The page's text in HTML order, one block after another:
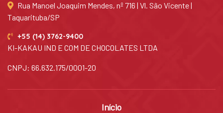
Rua Manoel Joaquim Mendes, nº 716 | Vl. São Vicente |
Taquarituba/SP
+55 (14) 3762-9400
KI-KAKAU IND E COM DE CHOCOLATES LTDA
CNPJ: 66.632.175/0001-20
Início